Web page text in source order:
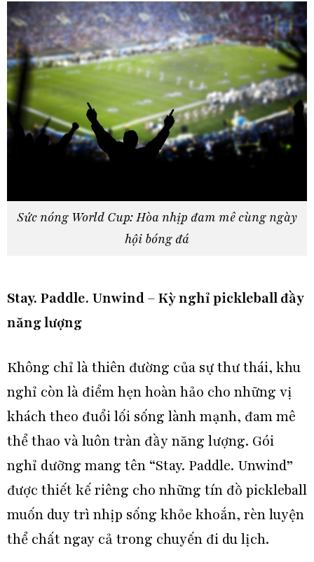
Sức nóng World Cup: Hòa nhịp đam mê cùng ngày
hội bóng đá
Stay. Paddle. Unwind – Kỳ nghỉ pickleball đầy
năng lượng
Không chỉ là thiên đường của sự thư thái, khu
nghỉ còn là điểm hẹn hoàn hảo cho những vị
khách theo đuổi lối sống lành mạnh, đam mê
thể thao và luôn tràn đầy năng lượng. Gói
nghỉ dưỡng mang tên “Stay. Paddle. Unwind”
được thiết kế riêng cho những tín đồ pickleball
muốn duy trì nhịp sống khỏe khoắn, rèn luyện
thể chất ngay cả trong chuyến đi du lịch.